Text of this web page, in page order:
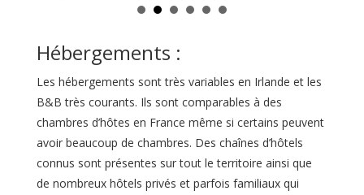
Hébergements :
Les hébergements sont très variables en Irlande et les
B&B très courants. Ils sont comparables à des
chambres d’hôtes en France même si certains peuvent
avoir beaucoup de chambres. Des chaînes d’hôtels
connus sont présentes sur tout le territoire ainsi que
de nombreux hôtels privés et parfois familiaux qui